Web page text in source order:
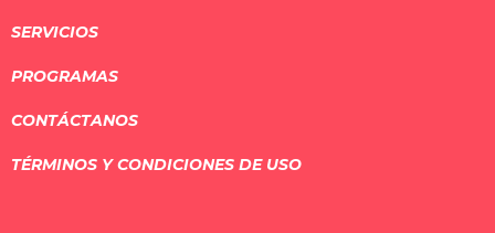
SERVICIOS
PROGRAMAS
CONTÁCTANOS
TÉRMINOS Y CONDICIONES DE USO